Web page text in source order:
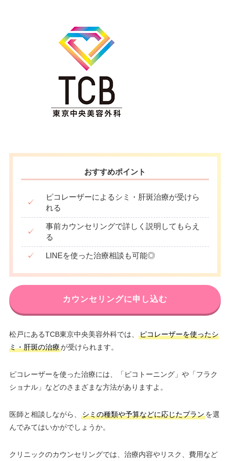
おすすめポイント
✓
ピコレーザーによるシミ・肝斑治療が受けら
れる
✓
事前カウンセリングで詳しく説明してもらえ
る
✓ LINEを使った治療相談も可能◎
カウンセリングに申し込む
松戸にあるTCB東京中央美容外科では、
ピコレーザーを使ったシ
ミ・肝斑の治療が受けられます。
ピコレーザーを使った治療には、「ピコトーニング」や「フラク
ショナル」などのさまざまな方法がありますよ。
医師と相談しながら、 シミの種類や予算などに応じたプランを選
んでみてはいかがでしょうか。
クリニックのカウンセリングでは、治療内容やリスク、費用など